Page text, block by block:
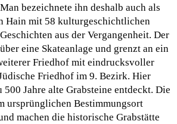
bezeichnete ihn deshalb auch als
Hain mit 58 kulturgeschichtlichen
aus der Vergangenheit. Der
eine Skateanlage und grenzt an ein
Friedhof mit eindrucksvoller
Friedhof im 9. Bezirk. Hier
Jahre alte Grabsteine entdeckt. Die
ursprünglichen Bestimmungsort
machen die historische Grabstätte